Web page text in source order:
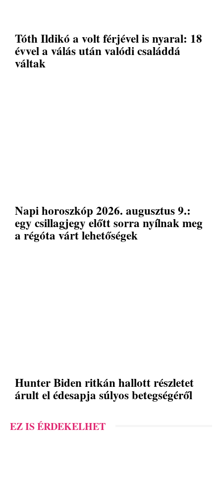
Tóth Ildikó a volt férjével is nyaral: 18
évvel a válás után valódi családdá
váltak
Napi horoszkóp 2026. augusztus 9.:
egy csillagjegy előtt sorra nyílnak meg
a régóta várt lehetőségek
Hunter Biden ritkán hallott részletet
árult el édesapja súlyos betegségéről
EZ IS ÉRDEKELHET